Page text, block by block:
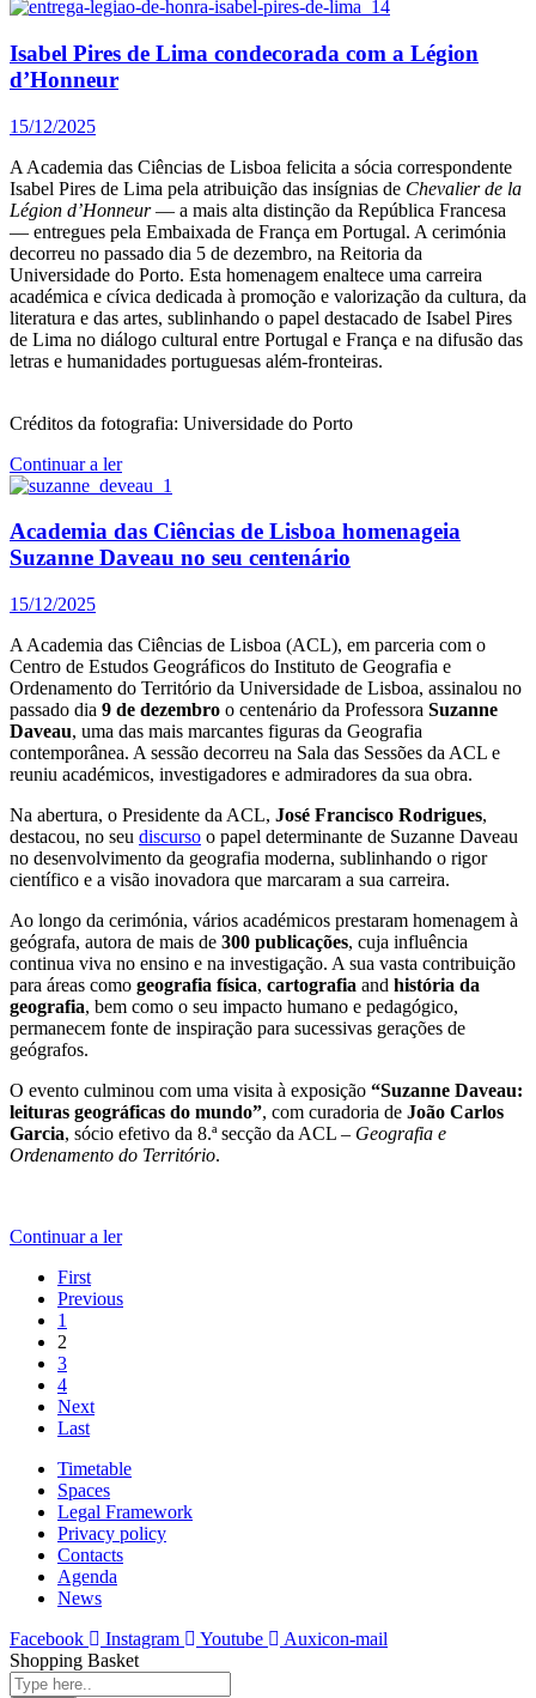
Isabel Pires de Lima condecorada com a Légion
d’Honneur
15/12/2025
A Academia das Ciências de Lisboa felicita a sócia correspondente
Isabel Pires de Lima pela atribuição das insígnias de Chevalier de la
Légion d’Honneur— a mais alta distinção da República Francesa
— entregues pela Embaixada de França em Portugal. A cerimónia
decorreu no passado dia 5 de dezembro, na Reitoria da
Universidade do Porto. Esta homenagem enaltece uma carreira
académica e cívica dedicada à promoção e valorização da cultura, da
literatura e das artes, sublinhando o papel destacado de Isabel Pires
de Lima no diálogo cultural entre Portugal e França e na difusão das
letras e humanidades portuguesas além-fronteiras.
Créditos da fotografia: Universidade do Porto
Continuar a ler
Academia das Ciências de Lisboa homenageia
Suzanne Daveau no seu centenário
15/12/2025
A Academia das Ciências de Lisboa (ACL), em parceria com o
Centro de Estudos Geográficos do Instituto de Geografia e
Ordenamento do Território da Universidade de Lisboa, assinalou no
passado dia 9 de dezembro o centenário da Professora Suzanne
Daveau, uma das mais marcantes figuras da Geografia
contemporânea. A sessão decorreu na Sala das Sessões da ACL e
reuniu académicos, investigadores e admiradores da sua obra.
Na abertura, o Presidente da ACL, José Francisco Rodrigues,
destacou, no seu discurso o papel determinante de Suzanne Daveau
no desenvolvimento da geografia moderna, sublinhando o rigor
científico e a visão inovadora que marcaram a sua carreira.
Ao longo da cerimónia, vários académicos prestaram homenagem à
geógrafa, autora de mais de 300 publicações, cuja influência
continua viva no ensino e na investigação. A sua vasta contribuição
para áreas como geografia física, cartografia and história da
geografia, bem como o seu impacto humano e pedagógico,
permanecem fonte de inspiração para sucessivas gerações de
geógrafos.
O evento culminou com uma visita à exposição “Suzanne Daveau:
leituras geográficas do mundo”, com curadoria de João Carlos
Garcia, sócio efetivo da 8.ª secção da ACL – Geografia e
Ordenamento do Território.
Continuar a ler
First
Previous
1
2
3
4
Next
Last
Timetable
Spaces
Legal Framework
Privacy policy
Contacts
Agenda
News
Facebook
Instagram Youtube
Auxicon-mail
Shopping Basket